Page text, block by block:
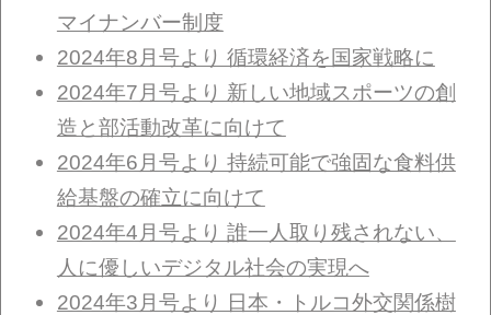
マイナンバー制度
2024年8月号より 循環経済を国家戦略に
2024年7月号より 新しい地域スポーツの創
造と部活動改革に向けて
2024年6月号より 持続可能で強固な食料供
給基盤の確立に向けて
2024年4月号より 誰一人取り残されない、
人に優しいデジタル社会の実現へ
2024年3月号より 日本・トルコ外交関係樹